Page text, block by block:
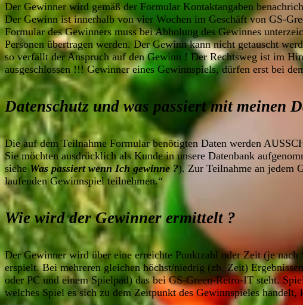
Der Gewinner wird gemäß der Formular Kontaktangaben
Der Gewinn ist innerhalb von vier Wochen im Geschäft von GS-
Formular des Gewinners muss bei Abholung des Gewinnes
Personen übertragen werden. Der Gewinn kann nicht getauscht
so verfällt der Anspruch auf den Gewinn ! Der Rechtsweg ist im
ausgeschlossen !!! Gewinner eines Gewinnspiels, dürfen erst bei
Datenschutz und was passiert mit meinen
Die auf dem Teilnahme Formular benötigten Daten werden
Sie möchten ausdrücklich als Kunde in unsere Datenbank
sieheWas passiert wenn Ich gewinne ?). Zur Teilnahme an jedem
laufenden Gewinnspiel teilnehmen.“
Wie wird der Gewinner ermittelt ?
Der Gewinner wird über eine erreichte Punktzahl oder Zeit (je
erspielt. Bei mehreren gleichen höchst/niedrig (zb. Zeit)
oder PC und einem Spielpad) das bei GS-Green-Retro-IT steht.
welches Spiel es sich zu dem Zeitpunkt des Gewinnspieles handelt,